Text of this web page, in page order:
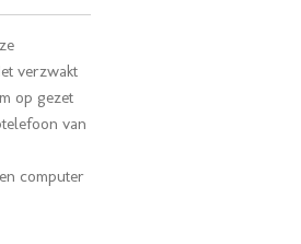
verzwakt
op gezet
van
computer